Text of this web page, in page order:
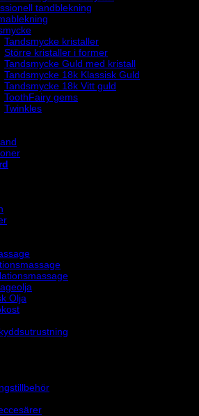
tandblekning
Tandsmycke kristaller
Större kristaller i former
Tandsmycke Guld med kristall
Tandsmycke 18k Klassisk Guld
Tandsmycke 18k Vitt guld
ToothFairy gems
Twinkles
Olja